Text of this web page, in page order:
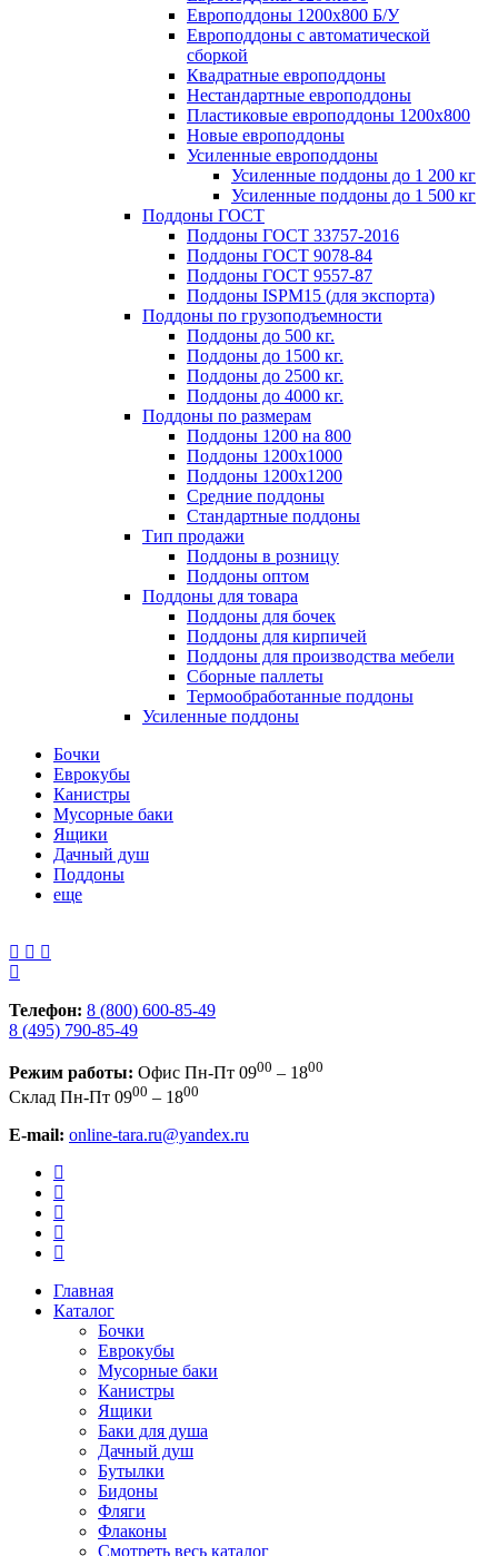
Европоддоны 1200х800 Б/У
Европоддоны с автоматической
сборкой
Квадратные европоддоны
Нестандартные европоддоны
Пластиковые европоддоны 1200х800
Новые европоддоны
Усиленные европоддоны
Усиленные поддоны до 1 200 кг
Усиленные поддоны до 1 500 кг
Поддоны ГОСТ
Поддоны ГОСТ 33757-2016
Поддоны ГОСТ 9078-84
Поддоны ГОСТ 9557-87
Поддоны ISPM15 (для экспорта)
Поддоны по грузоподъемности
Поддоны до 500 кг.
Поддоны до 1500 кг.
Поддоны до 2500 кг.
Поддоны до 4000 кг.
Поддоны по размерам
Поддоны 1200 на 800
Поддоны 1200х1000
Поддоны 1200х1200
Средние поддоны
Стандартные поддоны
Тип продажи
Поддоны в розницу
Поддоны оптом
Поддоны для товара
Поддоны для бочек
Поддоны для кирпичей
Поддоны для производства мебели
Сборные паллеты
Термообработанные поддоны
Усиленные поддоны
Бочки
Еврокубы
Канистры
Мусорные баки
Ящики
Дачный душ
Поддоны
еще
Телефон: 8 (800) 600-85-49
8 (495) 790-85-49
Режим работы: Офис Пн-Пт 0900 – 1800
Склад Пн-Пт 0900 – 1800
E-mail: online-tara.ru@yandex.ru
Главная
Каталог
Бочки
Еврокубы
Мусорные баки
Канистры
Ящики
Баки для душа
Дачный душ
Бутылки
Бидоны
Фляги
Флаконы
Смотреть весь каталог